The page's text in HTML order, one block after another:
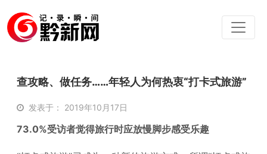
查攻略、做任务……年轻人为何热衷“打卡式旅游”
发表于： 2019年10月17日
73.0%受访者觉得旅行时应放慢脚步感受乐趣